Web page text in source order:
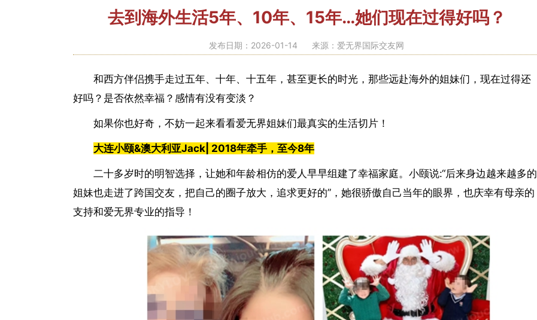
去到海外生活5年、10年、15年…她们现在过得好吗？
发布日期：2026-01-14 来源：爱无界国际交友网
和西方伴侣携手走过五年、十年、十五年，甚至更长的时光，那些远赴海外的姐妹们，现在过得还
好吗？是否依然幸福？感情有没有变淡？
如果你也好奇，不妨一起来看看爱无界姐妹们最真实的生活切片！
大连小颐&澳大利亚Jack| 2018年牵手，至今8年
二十多岁时的明智选择，让她和年龄相仿的爱人早早组建了幸福家庭。小颐说:“后来身边越来越多的
姐妹也走进了跨国交友，把自己的圈子放大，追求更好的”，她很骄傲自己当年的眼界，也庆幸有母亲的
支持和爱无界专业的指导！